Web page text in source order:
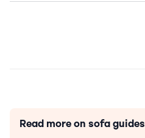
Read more on sofa guides